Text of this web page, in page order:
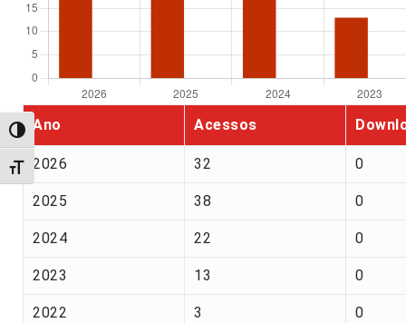
Alternar alto contraste
Alternar tamanho da fonte
Ano Acessos
2026 32 0
2025 38 0
2024 22 0
2023 13 0
2022 3 0